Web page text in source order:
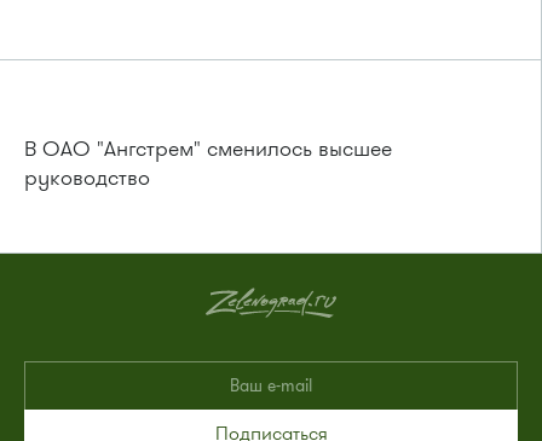
В ОАО "Ангстрем" сменилось высшее
руководство
Подписаться